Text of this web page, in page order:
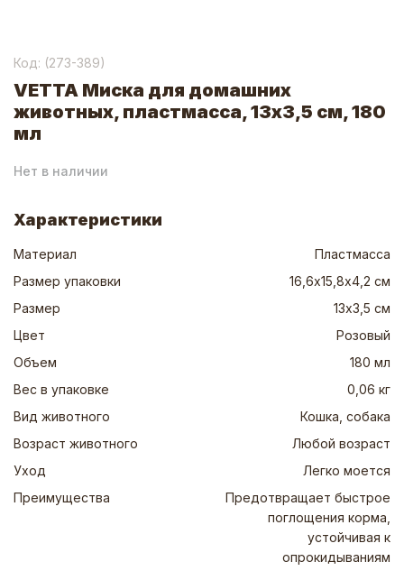
Код: (273-389)
VETTA Миска для домашних
животных, пластмасса, 13х3,5 см, 180
мл
Нет в наличии
Характеристики
Материал
Пластмасса
Размер упаковки
16,6х15,8х4,2 см
Размер
13х3,5 см
Цвет
Розовый
Объем
180 мл
Вес в упаковке
0,06 кг
Вид животного
Кошка, собака
Возраст животного
Любой возраст
Уход
Легко моется
Преимущества
Предотвращает быстрое
поглощения корма,
устойчивая к
опрокидываниям